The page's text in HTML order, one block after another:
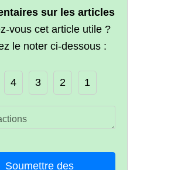
sur les articles
vous cet article utile ?
le noter ci-dessous :
4 3 2 1
Soumettre des